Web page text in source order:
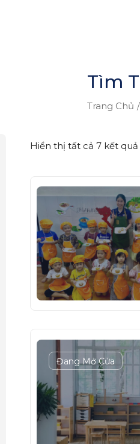
Tìm
Trang Chủ
Hiển thị tất cả 7 kết quả
Đang Mở Cửa